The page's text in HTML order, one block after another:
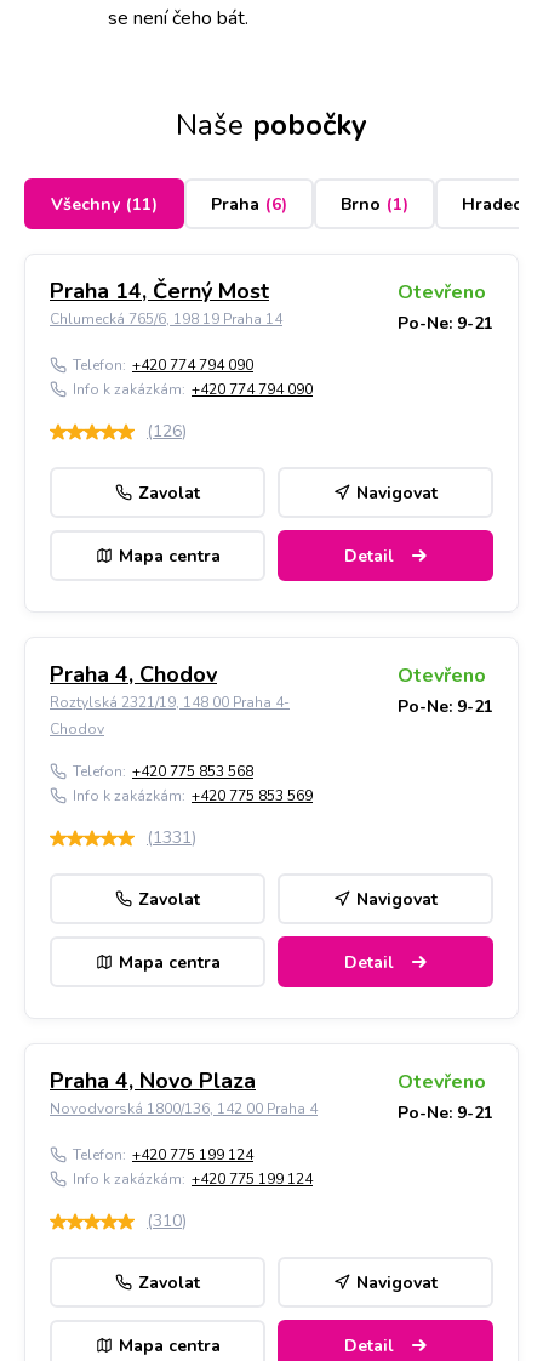
se není čeho bát.
Naše pobočky
Všechny (11) Praha (6) Brno (1) Hradec
Praha 14, Černý Most
Chlumecká 765/6, 198 19 Praha 14
Otevřeno
Po-Ne: 9-21
Telefon: +420 774 794 090
Info k zakázkám: +420 774 794 090
(126)
Zavolat Navigovat
Mapa centra Detail
Praha 4, Chodov
Roztylská 2321/19, 148 00 Praha 4-
Chodov
Otevřeno
Po-Ne: 9-21
Telefon: +420 775 853 568
Info k zakázkám: +420 775 853 569
(1331)
Zavolat Navigovat
Mapa centra Detail
Praha 4, Novo Plaza
Novodvorská 1800/136, 142 00 Praha 4
Otevřeno
Po-Ne: 9-21
Telefon: +420 775 199 124
Info k zakázkám: +420 775 199 124
(310)
Zavolat Navigovat
Mapa centra Detail